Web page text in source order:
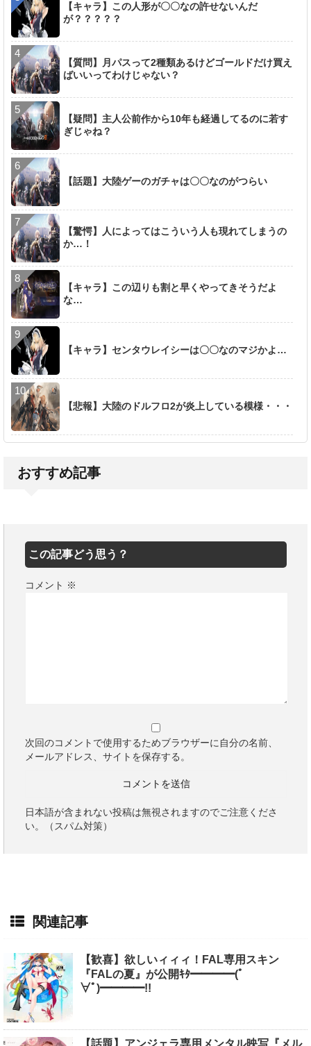
【キャラ】この人形が〇〇なの許せないんだ
が？？？？？
【質問】月パスって2種類あるけどゴールドだけ買え
ばいいってわけじゃない？
【疑問】主人公前作から10年も経過してるのに若す
ぎじゃね？
【話題】大陸ゲーのガチャは〇〇なのがつらい
【驚愕】人によってはこういう人も現れてしまうの
か…！
【キャラ】この辺りも割と早くやってきそうだよ
な…
【キャラ】センタウレイシーは〇〇なのマジかよ…
【悲報】大陸のドルフロ2が炎上している模様・・・
おすすめ記事
この記事どう思う？
コメント ※
次回のコメントで使用するためブラウザーに自分の名前、
メールアドレス、サイトを保存する。
日本語が含まれない投稿は無視されますのでご注意くださ
い。（スパム対策）
関連記事
【歓喜】欲しいィィィ！FAL専用スキン
『FALの夏』が公開ｷﾀ━━━━(ﾟ
∀ﾟ)━━━━!!